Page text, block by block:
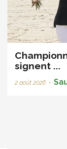
signent ...
2 août 2026 •